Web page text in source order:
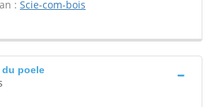
: Scie-com-bois
poele